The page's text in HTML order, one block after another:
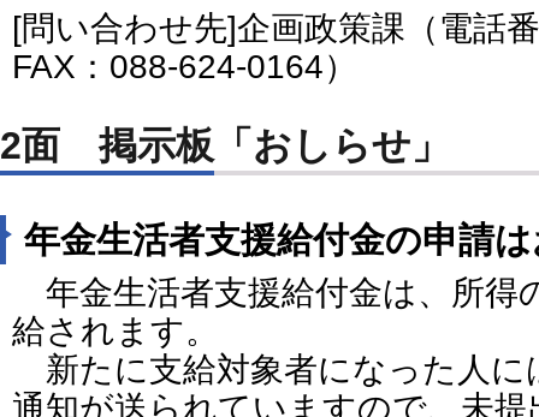
[問い合わせ先]企画政策課（電
FAX：088-624-0164）
2面 掲示板「おしらせ」
年金生活者支援給付金の申請
年金生活者支援給付金は、所得
給されます。
新たに支給対象者になった人に
通知が送られていますので、未